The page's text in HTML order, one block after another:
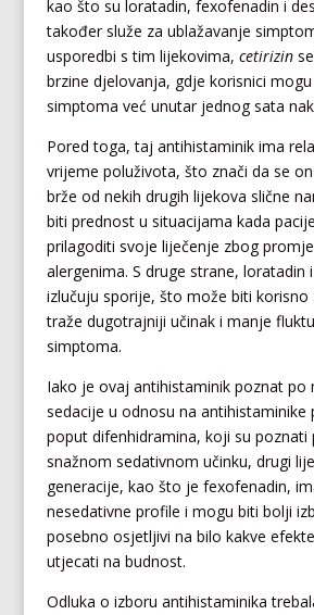
kao što su loratadin, fexofenadin i
također služe za ublažavanje
usporedbi s tim lijekovima, cetirizinse
brzine djelovanja, gdje korisnici
simptoma već unutar jednog sata
Pored toga, taj antihistaminik ima
vrijeme poluživota, što znači da se
brže od nekih drugih lijekova slične
biti prednost u situacijama kada
prilagoditi svoje liječenje zbog
alergenima. S druge strane, loratadin
izlučuju sporije, što može biti korisno
traže dugotrajniji učinak i manje
simptoma.
Iako je ovaj antihistaminik poznat po
sedacije u odnosu na antihistaminike
poput difenhidramina, koji su poznati
snažnom sedativnom učinku, drugi
generacije, kao što je fexofenadin,
nesedativne profile i mogu biti bolji
posebno osjetljivi na bilo kakve
utjecati na budnost.
Odluka o izboru antihistaminika